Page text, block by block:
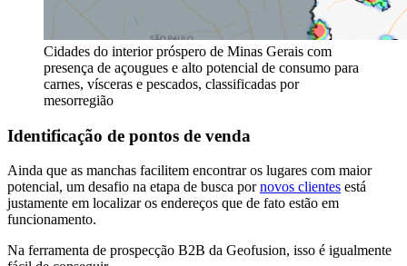
Cidades do interior próspero de Minas Gerais com
presença de açougues e alto potencial de consumo para
carnes, vísceras e pescados, classificadas por
mesorregião
Identificação de pontos de venda
Ainda que as manchas facilitem encontrar os lugares com maior
potencial, um desafio na etapa de busca pornovos clientes está
justamente em localizar os endereços que de fato estão em
funcionamento.
Na ferramenta de prospecção B2B da Geofusion, isso é igualmente